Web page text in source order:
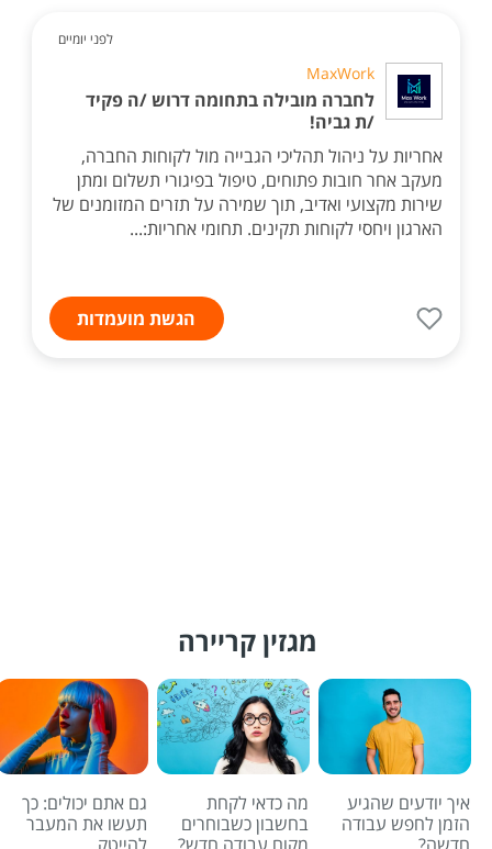
לפני יומיים
MaxWork
לחברה מובילה בתחומה דרוש /ה פקיד
/ת גביה!
אחריות על ניהול תהליכי הגבייה מול לקוחות החברה,
מעקב אחר חובות פתוחים, טיפול בפיגורי תשלום ומתן
שירות מקצועי ואדיב, תוך שמירה על תזרים המזומנים של
הארגון ויחסי לקוחות תקינים. תחומי אחריות:...
הגשת מועמדות
מגזין קריירה
איך יודעים שהגיע
הזמן לחפש עבודה
מה כדאי לקחת
בחשבון כשבוחרים
גם אתם יכולים: כך
תעשו את המעבר